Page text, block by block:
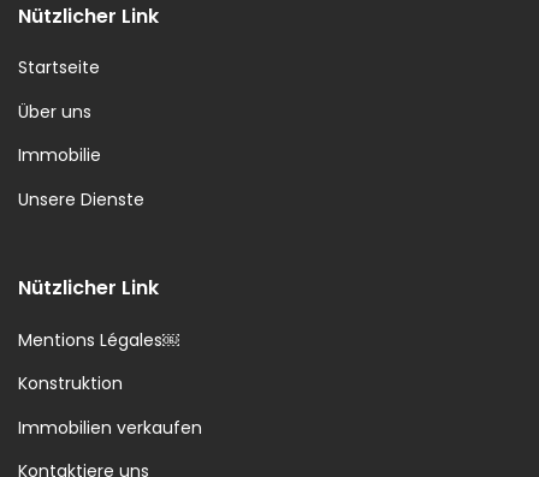
Nützlicher Link
Startseite
Über uns
Immobilie
Unsere Dienste
Nützlicher Link
Mentions Légales￼
Konstruktion
Immobilien verkaufen
Kontaktiere uns